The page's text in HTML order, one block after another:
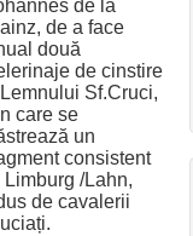
de la
de a face
două
de cinstire
Sf.Cruci,
care se
un
consistent
Limburg /Lahn,
de cavalerii